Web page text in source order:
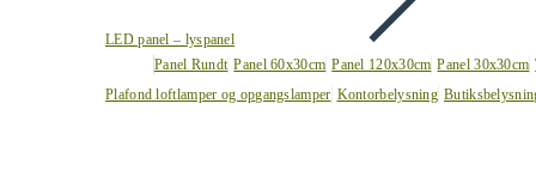
LED panel – lyspanel
Panel Rundt Panel 60x30cm Panel 120x30cm Panel 30x30cm
Plafond loftlamper og opgangslamper Kontorbelysning